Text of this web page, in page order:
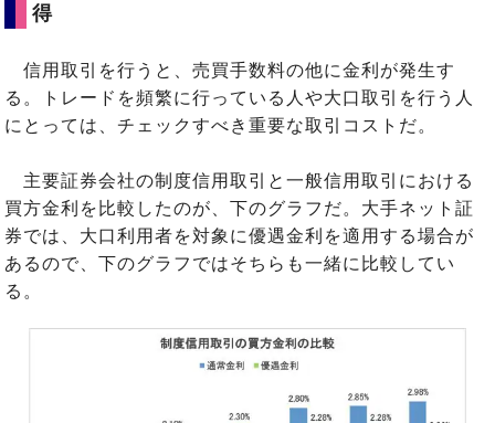
得
信用取引を行うと、売買手数料の他に金利が発生す
る。トレードを頻繁に行っている人や大口取引を行う人
にとっては、チェックすべき重要な取引コストだ。
主要証券会社の制度信用取引と一般信用取引における
買方金利を比較したのが、下のグラフだ。大手ネット証
券では、大口利用者を対象に優遇金利を適用する場合が
あるので、下のグラフではそちらも一緒に比較してい
る。